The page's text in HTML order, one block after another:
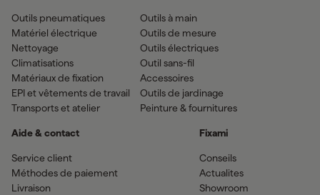
Outils pneumatiques
Matériel électrique
Nettoyage
Climatisations
Matériaux de fixation
EPI et vêtements de travail
Transports et atelier
Outils à main
Outils de mesure
Outils électriques
Outil sans-fil
Accessoires
Outils de jardinage
Peinture & fournitures
Aide & contact
Service client
Méthodes de paiement
Livraison
Fixami
Conseils
Actualites
Showroom